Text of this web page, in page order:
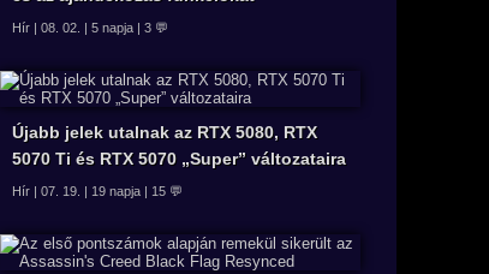
Hír | 08. 02. | 5 napja | 3 💬
Újabb jelek utalnak az RTX 5080, RTX
5070 Ti és RTX 5070 „Super” változataira
Hír | 07. 19. | 19 napja | 15 💬